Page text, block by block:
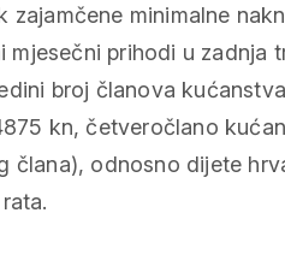
minimalne
prihodi u zadnja
broj članova
kn, četveročlano
člana), odnosno dijete